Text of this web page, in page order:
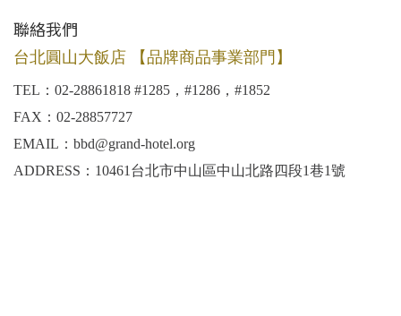
聯絡我們
台北圓山大飯店 【品牌商品事業部門】
TEL：02-28861818 #1285，#1286，#1852
FAX：02-28857727
EMAIL：bbd@grand-hotel.org
ADDRESS：10461台北市中山區中山北路四段1巷1號